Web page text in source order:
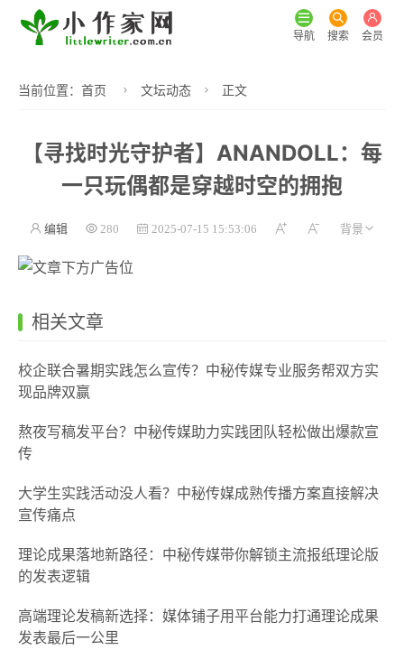
导航 搜索 会员
当前位置： 首页 文坛动态 正文
【寻找时光守护者】ANANDOLL：每
一只玩偶都是穿越时空的拥抱
编辑 280 2025-07-15 15:53:06
相关文章
校企联合暑期实践怎么宣传？中秘传媒专业服务帮双方实
现品牌双赢
熬夜写稿发平台？中秘传媒助力实践团队轻松做出爆款宣
传
大学生实践活动没人看？中秘传媒成熟传播方案直接解决
宣传痛点
理论成果落地新路径：中秘传媒带你解锁主流报纸理论版
的发表逻辑
高端理论发稿新选择：媒体铺子用平台能力打通理论成果
发表最后一公里